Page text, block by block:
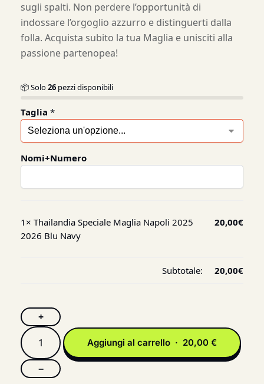
sugli spalti. Non perdere l’opportunità di
indossare l’orgoglio azzurro e distinguerti dalla
folla. Acquista subito la tua Maglia e unisciti alla
passione partenopea!
📦 Solo26 pezzi disponibili
Taglia *
Nomi+Numero
1× Thailandia Speciale Maglia Napoli 2025
2026 Blu Navy
20,00€
Subtotale: 20,00€
+
−
Aggiungi al carrello · 20,00 €